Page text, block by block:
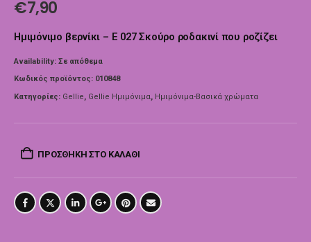
€7,90
Ημιμόνιμο βερνίκι – E 027 Σκούρο ροδακινί που ροζίζει
Availability: Σε απόθεμα
Κωδικός προϊόντος: 010848
Κατηγορίες: Gellie, Gellie Ημιμόνιμα, Ημιμόνιμα-Βασικά χρώματα
ΠΡΟΣΘΉΚΗ ΣΤΟ ΚΑΛΆΘΙ